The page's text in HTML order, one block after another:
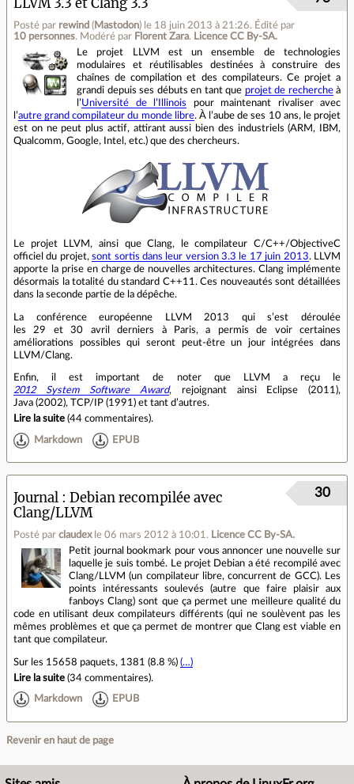
LLVM 3.3 et Clang 3.3
Posté par rewind ( Mastodon) le 18 juin 2013 à 21:26. Édité par
10 personnes. Modéré par Florent Zara. Licence CC By‑SA.
Le projet LLVM est un ensemble de technologies
modulaires et réutilisables destinées à construire des
chaînes de compilation et des compilateurs. Ce projet a
grandi depuis ses débuts en tant que projet de rechercheà
l’Université de l’Illinois pour maintenant rivaliser avec
l’autre grand compilateur du monde libre. À l’aube de ses 10 ans, le projet
est on ne peut plus actif, attirant aussi bien des industriels (ARM, IBM,
Qualcomm, Google, Intel, etc.) que des chercheurs.
Le projet LLVM, ainsi que Clang, le compilateur C/C++/ObjectiveC
officiel du projet,sont sortis dans leur version 3.3 le 17 juin 2013. LLVM
apporte la prise en charge de nouvelles architectures. Clang implémente
désormais la totalité du standard C++11. Ces nouveautés sont détaillées
dans la seconde partie de la dépêche.
La conférence européenne LLVM 2013 qui s’est déroulée
les 29 et 30 avril derniers à Paris, a permis de voir certaines
améliorations possibles qui seront peut‐être un jour intégrées dans
LLVM/Clang.
Enfin, il est important de noter que LLVM a reçu le
2012 System Software Award, rejoignant ainsi Eclipse (2011),
Java (2002), TCP/IP (1991) et tant d’autres.
Lire la suite (44 commentaires).
Markdown EPUB
Journal
Debian recompilée avec
Clang/LLVM
Posté par claudex le 06 mars 2012 à 10:01 . Licence CC By‑SA.
30
Petit journal bookmark pour vous annoncer une nouvelle sur
laquelle je suis tombé. Le projet Debian a été recompilé avec
Clang/LLVM (un compilateur libre, concurrent de GCC). Les
points intéressants soulevés (autre que faire plaisir aux
fanboys Clang) sont que ça permet une meilleure qualité du
code en utilisant deux compilateurs différents (qui ne soulèvent pas les
mêmes problèmes et que ça permet de montrer que Clang est viable en
tant que compilateur.
Sur les 15658 paquets, 1381 (8.8 %) (…)
Lire la suite (34 commentaires).
Markdown EPUB
Revenir en haut de page